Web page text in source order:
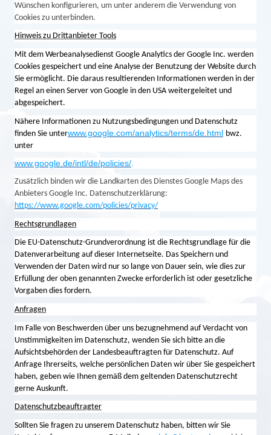
Wünschen konfigurieren, um unter anderem die Verwendung von
Cookies zu unterbinden.
Hinweis zu Drittanbieter Tools
Mit dem Werbeanalysedienst Google Analytics der Google Inc. werden
Cookies gespeichert und eine Analyse der Benutzung der Website durch
Sie ermöglicht. Die daraus resultierenden Informationen werden in der
Regel an einen Server von Google in den USA weitergeleitet und
abgespeichert.
Nähere Informationen zu Nutzungsbedingungen und Datenschutz
finden Sie unterwww.google.com/analytics/terms/de.html bwz.
unter
www.google.de/intl/de/policies/.
Zusätzlich binden wir die Landkarten des Dienstes Google Maps des
Anbieters Google Inc. Datenschutzerklärung:
https://www.google.com/policies/privacy/
Rechtsgrundlagen
Die EU-Datenschutz-Grundverordnung ist die Rechtsgrundlage für die
Datenverarbeitung auf dieser Internetseite. Das Speichern und
Verwenden der Daten wird nur so lange von Dauer sein, wie dies zur
Erfüllung der oben genannten Zwecke erforderlich ist oder gesetzliche
Vorgaben dies fordern.
Anfragen
Im Falle von Beschwerden über uns bezugnehmend auf Verdacht von
Unstimmigkeiten im Datenschutz, wenden Sie sich bitte an die
Aufsichtsbehörden der Landesbeauftragten für Datenschutz. Auf
Anfrage Ihrerseits, welche persönlichen Daten wir über Sie gespeichert
haben, geben wie Ihnen gemäß dem geltenden Datenschutzrecht
gerne Auskunft.
Datenschutzbeauftragter
Sollten Sie fragen zu unserem Datenschutz haben, bitten wir Sie